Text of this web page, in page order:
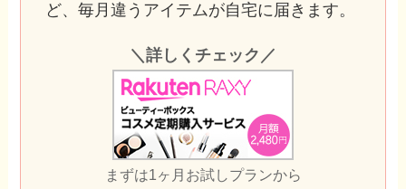
ど、毎月違うアイテムが自宅に届きます。
＼詳しくチェック／
まずは1ヶ月お試しプランから